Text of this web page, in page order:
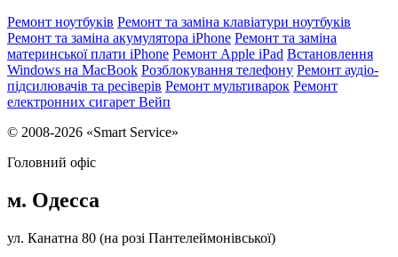
Ремонт ноутбуків Ремонт та заміна клавіатури ноутбуків
Ремонт та заміна акумулятора iPhone Ремонт та заміна
материнської плати iPhone Ремонт Apple iPad Встановлення
Windows на MacBook Розблокування телефону Ремонт аудіо-
підсилювачів та ресіверів Ремонт мультиварок Ремонт
електронних сигарет Вейп
© 2008-2026 «Smart Service»
Головний офіс
м. Одесса
ул. Канатна 80 (на розі Пантелеймонівської)